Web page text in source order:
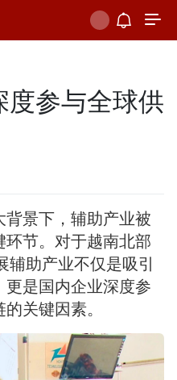
度参与全球供
景下，辅助产业被
节。对于越南北部
辅助产业不仅是吸引
是国内企业深度参
关键因素。